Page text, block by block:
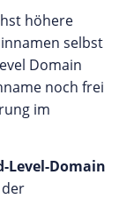
höhere
selbst
Domain
noch frei
im
Level-Domain